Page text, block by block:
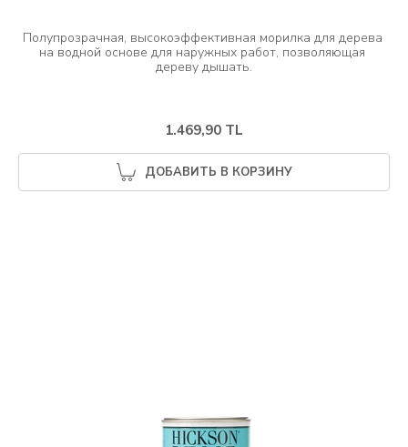
Полупрозрачная, высокоэффективная морилка для дерева
на водной основе для наружных работ, позволяющая
1.469,90 TL
ДОБАВИТЬ В КОРЗИНУ